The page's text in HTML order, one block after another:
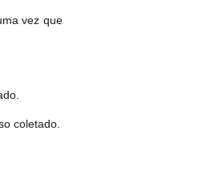
vez que
coletado.